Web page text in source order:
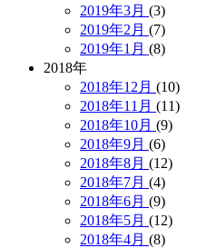
2019年3月 (3)
2019年2月 (7)
2019年1月 (8)
2018年
2018年12月 (10)
2018年11月 (11)
2018年10月 (9)
2018年9月 (6)
2018年8月 (12)
2018年7月 (4)
2018年6月 (9)
2018年5月 (12)
2018年4月 (8)